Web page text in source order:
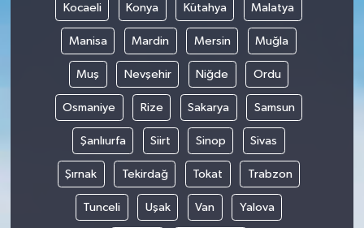
Kocaeli Konya Kütahya Malatya
Manisa Mardin Mersin Muğla
Muş Nevşehir Niğde Ordu
Osmaniye Rize Sakarya Samsun
Şanlıurfa Siirt Sinop Sivas
Şırnak Tekirdağ Tokat Trabzon
Tunceli Uşak Van Yalova